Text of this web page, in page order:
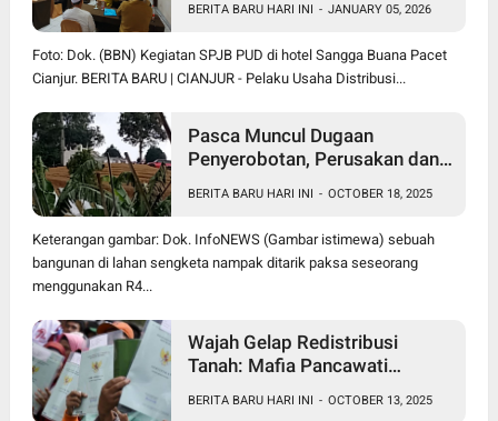
BERITA BARU HARI INI - JANUARY 05, 2026
Foto: Dok. (BBN) Kegiatan SPJB PUD di hotel Sangga Buana Pacet
Cianjur. BERITA BARU | CIANJUR - Pelaku Usaha Distribusi...
Pasca Muncul Dugaan
Penyerobotan, Perusakan dan
Pancawati Bogor, Kasusnya
Jadi Sorotan Publik
BERITA BARU HARI INI - OCTOBER 18, 2025
Keterangan gambar: Dok. InfoNEWS (Gambar istimewa) sebuah
bangunan di lahan sengketa nampak ditarik paksa seseorang
menggunakan R4...
Wajah Gelap Redistribusi
Tanah: Mafia Pancawati
BERITA BARU HARI INI - OCTOBER 13, 2025